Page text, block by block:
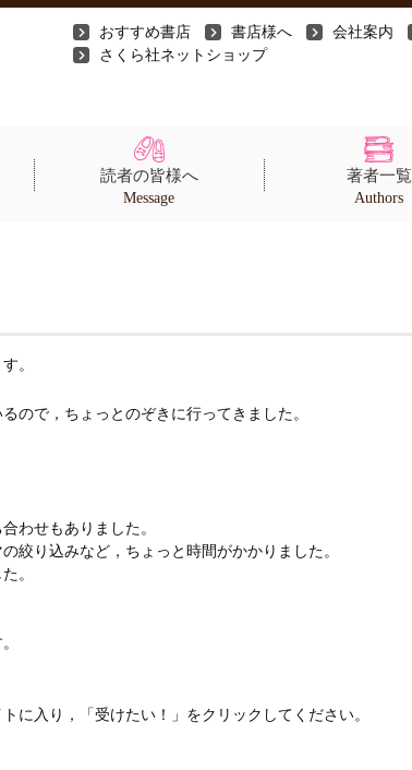
おすすめ書店 書店様へ 会社案内
さくら社ネットショップ
読者の皆様へ
Message
著者一覧
Authors
。
ので，ちょっとのぞきに行ってきました。
わせもありました。
絞り込みなど，ちょっと時間がかかりました。
。
に入り，「受けたい！」をクリックしてください。